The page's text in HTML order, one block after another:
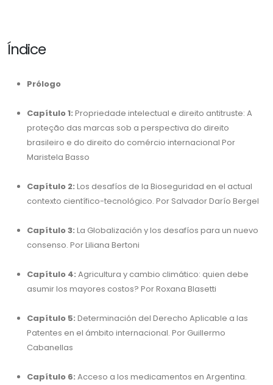
Índice
Prólogo
Capítulo 1: Propriedade intelectual e direito antitruste: A
proteção das marcas sob a perspectiva do direito
brasileiro e do direito do comércio internacional Por
Maristela Basso
Capítulo 2: Los desafíos de la Bioseguridad en el actual
contexto científico-tecnológico. Por Salvador Darío Bergel
Capítulo 3: La Globalización y los desafíos para un nuevo
consenso. Por Liliana Bertoni
Capítulo 4: Agricultura y cambio climático: quien debe
asumir los mayores costos? Por Roxana Blasetti
Capítulo 5: Determinación del Derecho Aplicable a las
Patentes en el ámbito internacional. Por Guillermo
Cabanellas
Capítulo 6: Acceso a los medicamentos en Argentina.